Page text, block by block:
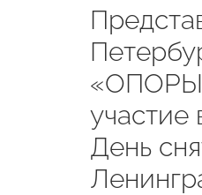
«ОПОРЫ
участие
День